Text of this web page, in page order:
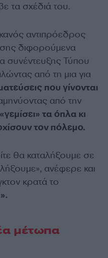
τα σχέδιά του.
αντιπρόεδρος
διφορούμενα
συνέντευξης Τύπου
από τη μια για
που γίνονται
από την
τα όπλα κι
τον πόλεμο.
θα καταλήξουμε σε
ανέφερε και
κρατά το
μέτωπα